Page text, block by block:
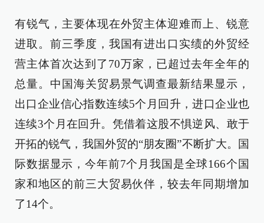
有锐气，主要体现在外贸主体迎难而上、锐意
进取。前三季度，我国有进出口实绩的外贸经
营主体首次达到了70万家，已超过去年全年的
总量。中国海关贸易景气调查最新结果显示，
出口企业信心指数连续5个月回升，进口企业也
连续3个月在回升。凭借着这股不惧逆风、敢于
开拓的锐气，我国外贸的“朋友圈”不断扩大。国
际数据显示，今年前7个月我国是全球166个国
家和地区的前三大贸易伙伴，较去年同期增加
了14个。